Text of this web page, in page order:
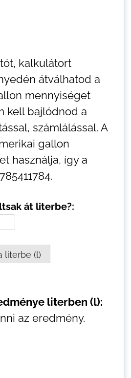
kalkulátort
átválhatod a
mennyiséget
kell bajlódnod a
számlálással. A
gallon
használja, így a
át literbe?:
literben (l):
az eredmény.